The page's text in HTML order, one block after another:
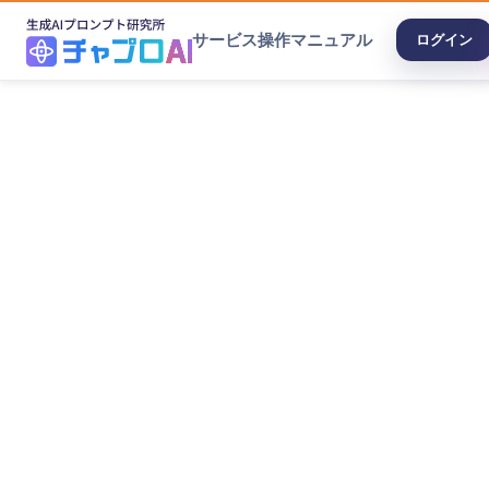
サービス操作マニュアル ログイン